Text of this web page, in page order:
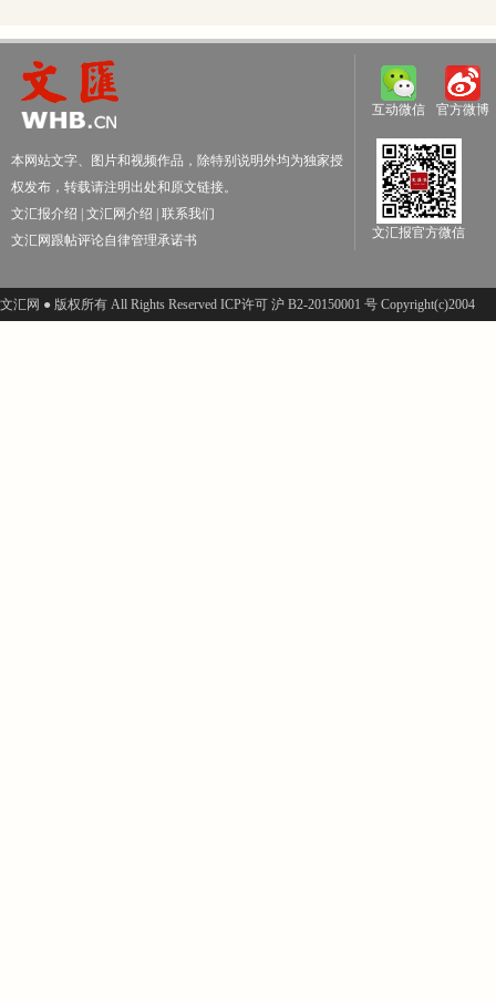
本网站文字、图片和视频作品，除特别说明外均为独家授
权发布，转载请注明出处和原文链接。
文汇报介绍
文汇网介绍
联系我们
文汇网跟帖评论自律管理承诺书
互动微信 官方微博
文汇报官方微信
文汇网 ● 版权所有 All Rights Reserved ICP许可 沪 B2-20150001 号 Copyright(c)2004